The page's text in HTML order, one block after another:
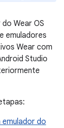
Wear OS
emuladores
Wear com
Studio
emulador do